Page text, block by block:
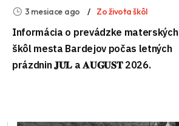
3 mesiace ago Zo života škôl
Informácia o prevádzke materských
škôl mesta Bardejov počas letných
prázdnin 𝐉𝐔́𝐋 a 𝐀𝐔𝐆𝐔𝐒𝐓 2026.